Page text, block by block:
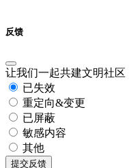
反馈
让我们一起共建文明社区
已失效
重定向&变更
已屏蔽
敏感内容
其他
提交反馈